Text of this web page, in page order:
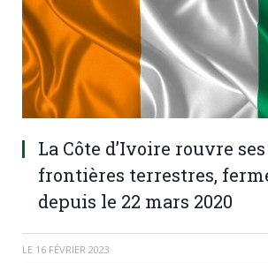
La Côte d’Ivoire rouvre ses
frontières terrestres,
depuis le 22 mars 2020
LE 16 FÉVRIER 2023